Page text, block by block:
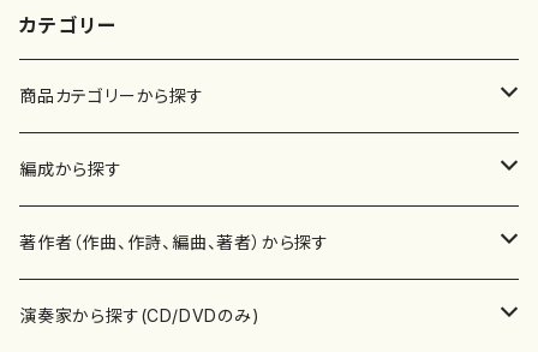
カテゴリー
商品カテゴリーから探す
楽譜
書籍
書籍
CD・DVD
編成から探す
邦楽器
箏・琴（ソロ）
合唱
著作者（作曲、作詩、編曲、著者）から探す
あ行
演奏家から探す(CD/DVDのみ)